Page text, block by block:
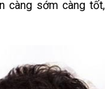
càng sớm càng tốt,